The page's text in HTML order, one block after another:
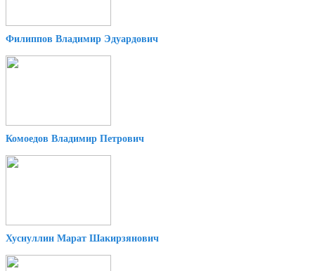
Филиппов Владимир Эдуардович
Комоедов Владимир Петрович
Хуснуллин Марат Шакирзянович